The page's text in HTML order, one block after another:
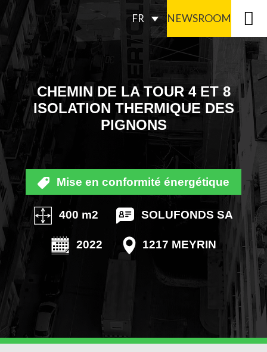
FR NEWSROOM
CHEMIN DE LA TOUR 4 ET 8
ISOLATION THERMIQUE DES
PIGNONS
Mise en conformité énergétique
400 m2 SOLUFONDS SA
2022 1217 MEYRIN